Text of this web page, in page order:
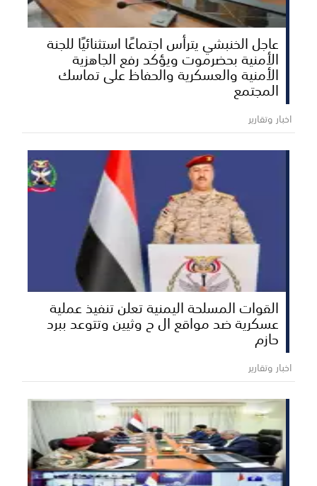
عاجل الخنبشي يترأس اجتماعًا استثنائيًا للجنة
الأمنية بحضرموت ويؤكد رفع الجاهزية
الأمنية والعسكرية والحفاظ على تماسك
المجتمع
اخبار وتقارير
القوات المسلحة اليمنية تعلن تنفيذ عملية
عسكرية ضد مواقع ال ح وثيين وتتوعد ببرد
حازم
اخبار وتقارير